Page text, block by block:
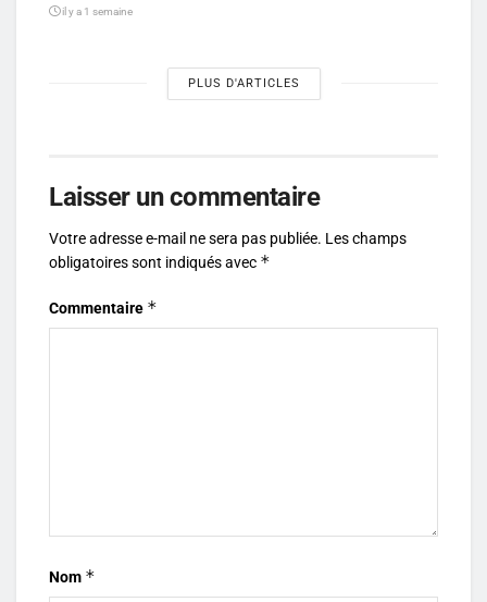
il y a 1 semaine
PLUS D'ARTICLES
Laisser un commentaire
Votre adresse e-mail ne sera pas publiée. Les champs
obligatoires sont indiqués avec *
Commentaire *
Nom *